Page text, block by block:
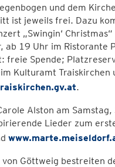
und dem
ist jeweils frei. Dazu
„Swingin‘
19 Uhr im Ristorante
freie Spende;
Kulturamt
.
Alston am
Lieder zum
Göttweig bestreiten